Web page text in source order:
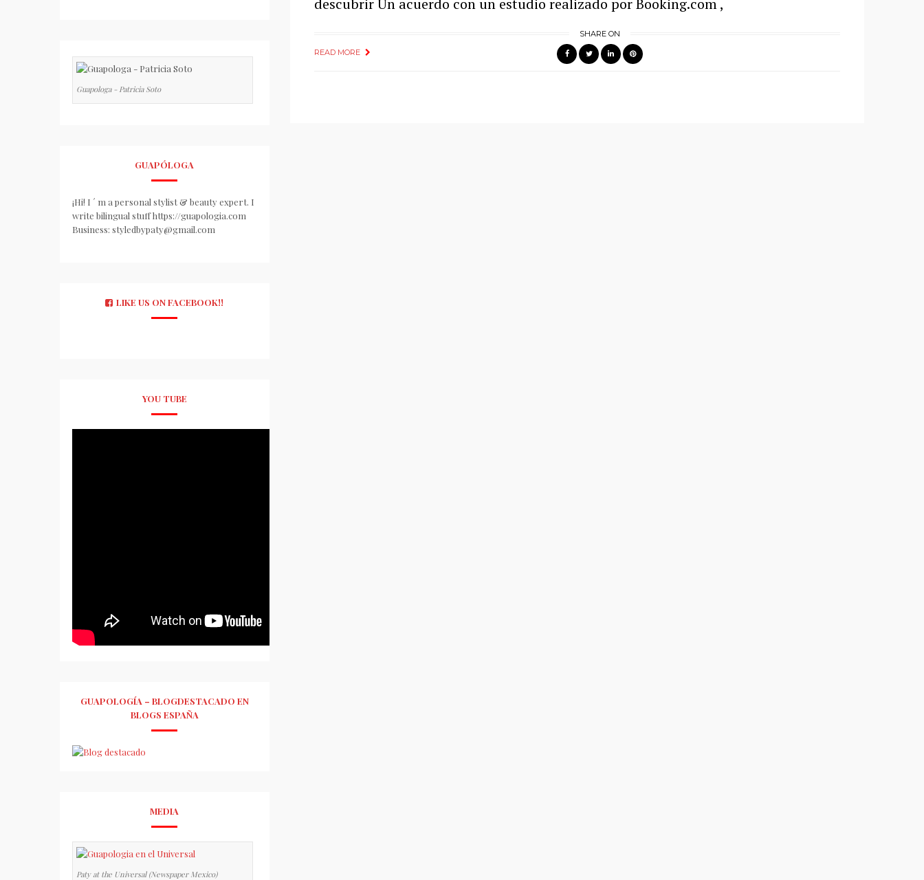
descubrir Un acuerdo con un estudio realizado por Booking.com ,
READ MORE
SHARE ON
Guapologa - Patricia Soto
GUAPÓLOGA
¡Hi! I ´ m a personal stylist & beauty expert. I
write bilingual stuff https://guapologia.com
Business: styledbypaty@gmail.com
LIKE US ON FACEBOOK!!
YOU TUBE
GUAPOLOGÍA – BLOGDESTACADO EN
BLOGS ESPAÑA
MEDIA
Paty at the Universal (Newspaper Mexico)